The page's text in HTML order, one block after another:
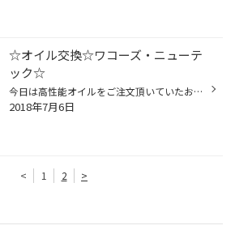
☆オイル交換☆ワコーズ・ニューテ
ック☆
今日は高性能オイルをご注文頂いていたお車が入庫です（＾＾） まずは日産のＺにワコーズの４ＣＴ－Ｓを。 こちらのお客様は20Ｌ缶でお買上げ頂いてます。 このように20Ｌ缶であれば当店でお預り可能ですよ～ お次はスカイライン３３ＧＴ－Ｒのお客様はニューテックです（＾＾） 上記以外でも各種メ...
2018年7月6日
< 1 2 >